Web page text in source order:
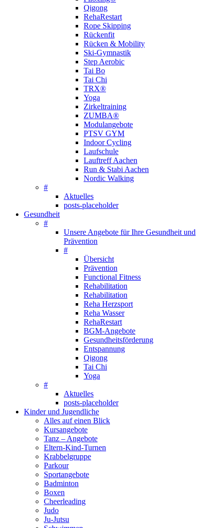
Qigong
RehaRestart
Rope Skipping
Rückenfit
Rücken & Mobility
Ski-Gymnastik
Step Aerobic
Tai Bo
Tai Chi
TRX®
Yoga
Zirkeltraining
ZUMBA®
Modulangebote
PTSV GYM
Indoor Cycling
Laufschule
Lauftreff Aachen
Run & Stabi Aachen
Nordic Walking
#
Aktuelles
posts-placeholder
Gesundheit
#
Unsere Angebote für Ihre Gesundheit und
Prävention
#
Übersicht
Prävention
Functional Fitness
Rehabilitation
Rehabilitation
Reha Herzsport
Reha Wasser
RehaRestart
BGM-Angebote
Gesundheitsförderung
Entspannung
Qigong
Tai Chi
Yoga
#
Aktuelles
posts-placeholder
Kinder und Jugendliche
Alles auf einen Blick
Kursangebote
Tanz – Angebote
Eltern-Kind-Turnen
Krabbelgruppe
Parkour
Sportangebote
Badminton
Boxen
Cheerleading
Judo
Ju-Jutsu